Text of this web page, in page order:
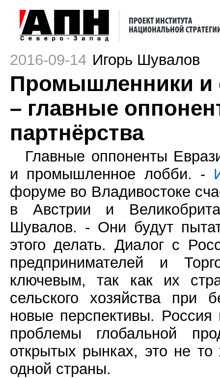
2016-09-14 Игорь Шувалов
Промышленники и
– главные
партнёрства
Главные оппоненты
и промышленное лобби. -
форуме во Владивостоке
в Австрии и
Шувалов. - Они будут
этого делать. Диалог с
предпринимателей и
ключевым, так как их
сельского хозяйства при
новые перспективы.
проблемы глобальной
открытых рынках, это не
одной страны.